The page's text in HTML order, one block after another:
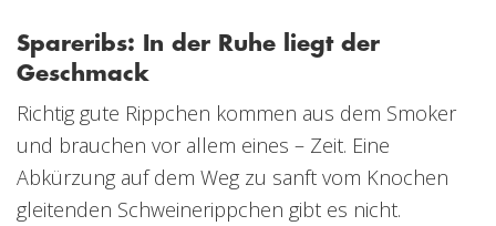
Spareribs: In der Ruhe liegt der
Geschmack
Richtig gute Rippchen kommen aus dem Smoker
und brauchen vor allem eines – Zeit. Eine
Abkürzung auf dem Weg zu sanft vom Knochen
gleitenden Schweinerippchen gibt es nicht.